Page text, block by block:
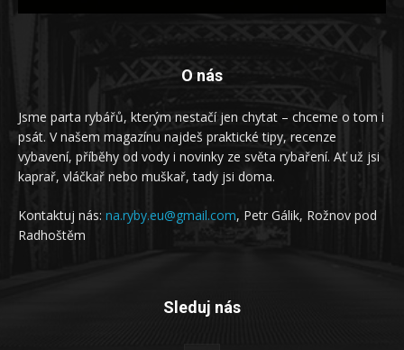
O nás
Jsme parta rybářů, kterým nestačí jen chytat – chceme o tom i
psát. V našem magazínu najdeš praktické tipy, recenze
vybavení, příběhy od vody i novinky ze světa rybaření. Ať už jsi
kaprař, vláčkař nebo muškař, tady jsi doma.
Kontaktuj nás: na.ryby.eu@gmail.com, Petr Gálik, Rožnov pod
Radhoštěm
Sleduj nás